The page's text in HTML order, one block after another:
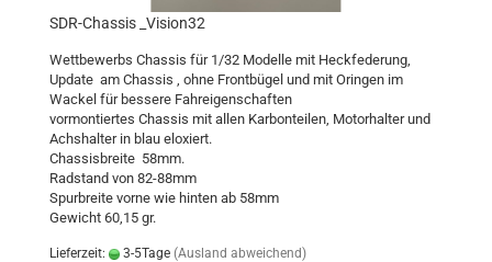
SDR-Chassis _Vision32
Wettbewerbs Chassis für 1/32 Modelle mit Heckfederung,
Update am Chassis , ohne Frontbügel und mit Oringen im
Wackel für bessere Fahreigenschaften
vormontiertes Chassis mit allen Karbonteilen, Motorhalter und
Achshalter in blau eloxiert.
Chassisbreite 58mm.
Radstand von 82-88mm
Spurbreite vorne wie hinten ab 58mm
Gewicht 60,15 gr.
Lieferzeit: 3-5Tage (Ausland abweichend)